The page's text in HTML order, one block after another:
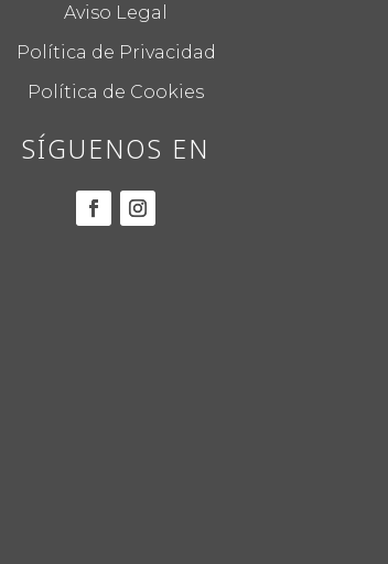
Aviso Legal
Política de Privacidad
Política de Cookies
SÍGUENOS EN